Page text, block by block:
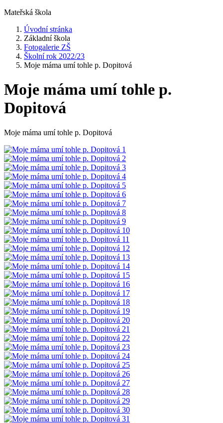
Mateřská škola
Úvodní stránka
Základní škola
Fotogalerie ZŠ
Školní rok 2022/23
Moje máma umí tohle p. Dopitová
Moje máma umí tohle p.
Dopitová
Moje máma umí tohle p. Dopitová